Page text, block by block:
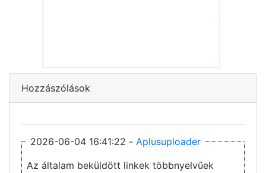
Hozzászólások
2026-06-04 16:41:22 - Aplusuploader
Az általam beküldött linkek többnyelvűek